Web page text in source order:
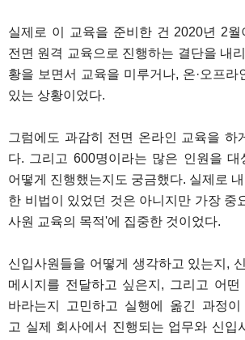
실제로 이 교육을 준비한 건 2020년 2월
전면 원격 교육으로 진행하는 결단을 내
황을 보면서 교육을 미루거나, 온·오프라
있는 상황이었다.
그럼에도 과감히 전면 온라인 교육을 하
다. 그리고 600명이라는 많은 인원을 대
어떻게 진행했는지도 궁금했다. 실제로
한 비법이 있었던 것은 아니지만 가장 중
사원 교육의 목적'에 집중한 것이었다.
신입사원들을 어떻게 생각하고 있는지,
메시지를 전달하고 싶은지, 그리고 어떤
바라는지 고민하고 실행에 옮긴 과정
고 실제 회사에서 진행되는 업무와 신입